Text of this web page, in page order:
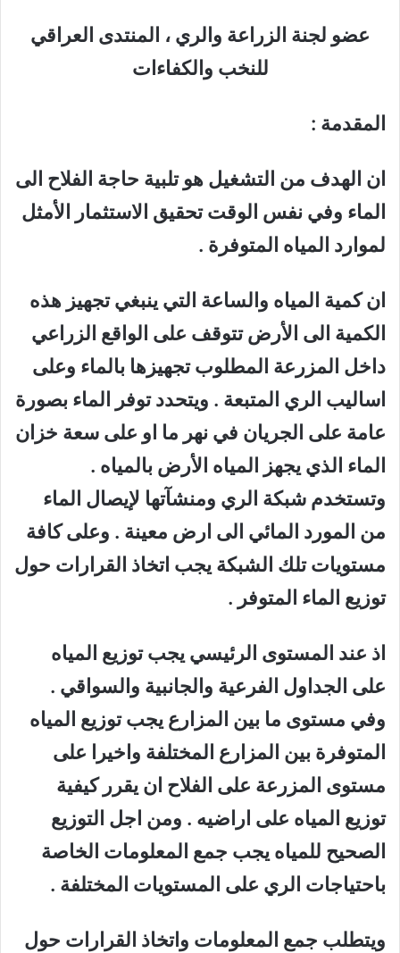
عضو لجنة الزراعة والري ، المنتدى العراقي
للنخب والكفاءات
المقدمة :
ان الهدف من التشغيل هو تلبية حاجة الفلاح الى
الماء وفي نفس الوقت تحقيق الاستثمار الأمثل
لموارد المياه المتوفرة .
ان كمية المياه والساعة التي ينبغي تجهيز هذه
الكمية الى الأرض تتوقف على الواقع الزراعي
داخل المزرعة المطلوب تجهيزها بالماء وعلى
اساليب الري المتبعة . ويتحدد توفر الماء بصورة
عامة على الجريان في نهر ما او على سعة خزان
الماء الذي يجهز المياه الأرض بالمياه .
وتستخدم شبكة الري ومنشآتها لإيصال الماء
من المورد المائي الى ارض معينة . وعلى كافة
مستويات تلك الشبكة يجب اتخاذ القرارات حول
توزيع الماء المتوفر .
اذ عند المستوى الرئيسي يجب توزيع المياه
على الجداول الفرعية والجانبية والسواقي .
وفي مستوى ما بين المزارع يجب توزيع المياه
المتوفرة بين المزارع المختلفة واخيرا على
مستوى المزرعة على الفلاح ان يقرر كيفية
توزيع المياه على اراضيه . ومن اجل التوزيع
الصحيح للمياه يجب جمع المعلومات الخاصة
باحتياجات الري على المستويات المختلفة .
ويتطلب جمع المعلومات واتخاذ القرارات حول